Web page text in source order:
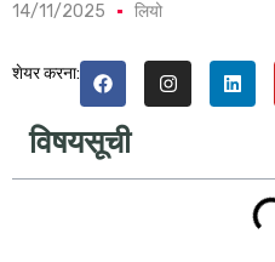
14/11/2025 लियो
शेयर करना:
विषयसूची